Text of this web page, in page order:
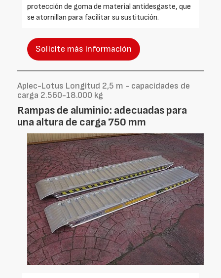
protección de goma de material antidesgaste, que
se atornillan para facilitar su sustitución.
Solicite más información
Aplec-Lotus Longitud 2,5 m - capacidades de
carga 2.560-18.000 kg
Rampas de aluminio: adecuadas para
una altura de carga 750 mm